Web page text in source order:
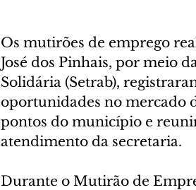
Os mutirões de emprego
José dos Pinhais, por meio
Solidária (Setrab),
oportunidades no mercado
pontos do município e
atendimento da secretaria.
Durante o Mutirão de